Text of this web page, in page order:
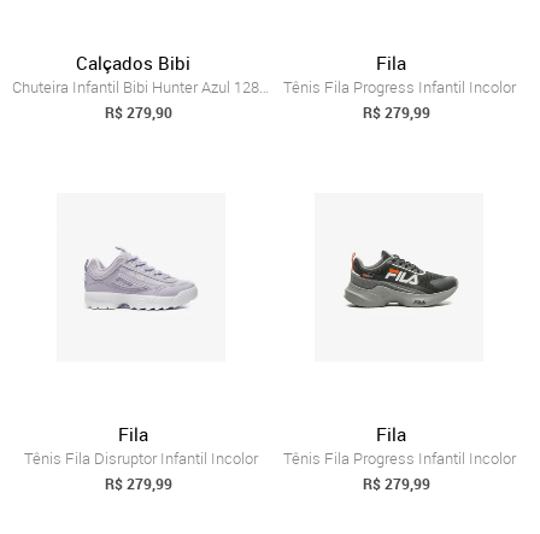
Calçados Bibi
Chuteira Infantil Bibi Hunter Azul 1285005 25
R$ 279,90
Fila
Tênis Fila Progress Infantil Incolor
R$ 279,99
Fila
Tênis Fila Disruptor Infantil Incolor
R$ 279,99
Fila
Tênis Fila Progress Infantil Incolor
R$ 279,99